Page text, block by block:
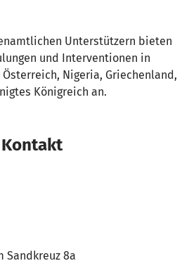
Unterstützern bieten
und Interventionen in
Österreich, Nigeria, Griechenland,
Königreich an.
Kontakt
Sandkreuz 8a